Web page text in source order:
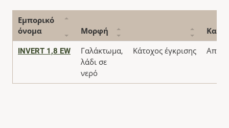
Εμπορικό
όνομα
Μορφή
INVERT 1,8 EW
Γαλάκτωμα,
λάδι σε
νερό
Κάτοχος έγκρισης